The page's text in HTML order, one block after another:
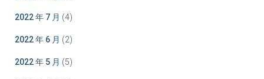
2022 年 7 月 (4)
2022 年 6 月 (2)
2022 年 5 月 (5)